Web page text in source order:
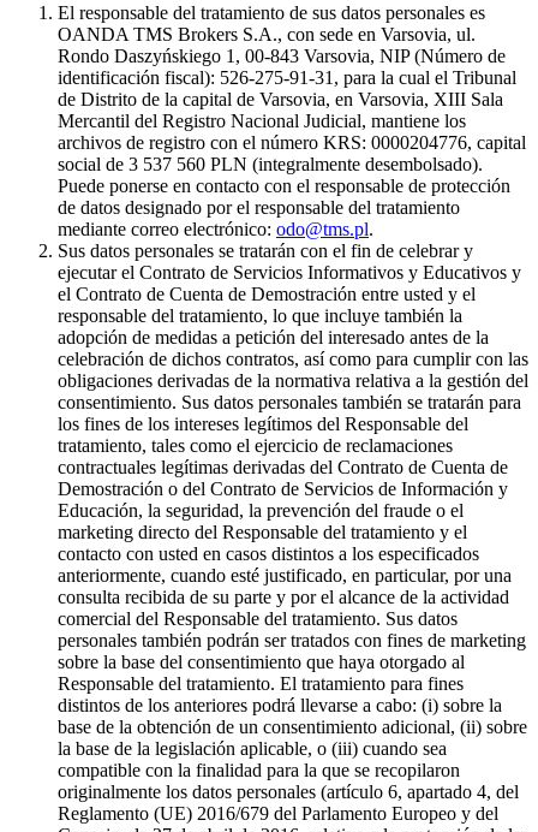
El responsable del tratamiento de sus datos personales es
OANDA TMS Brokers S.A., con sede en Varsovia, ul.
Rondo Daszyńskiego 1, 00-843 Varsovia, NIP (Número de
identificación fiscal): 526-275-91-31, para la cual el Tribunal
de Distrito de la capital de Varsovia, en Varsovia, XIII Sala
Mercantil del Registro Nacional Judicial, mantiene los
archivos de registro con el número KRS: 0000204776, capital
social de 3 537 560 PLN (integralmente desembolsado).
Puede ponerse en contacto con el responsable de protección
de datos designado por el responsable del tratamiento
mediante correo electrónico: odo@tms.pl.
Sus datos personales se tratarán con el fin de celebrar y
ejecutar el Contrato de Servicios Informativos y Educativos y
el Contrato de Cuenta de Demostración entre usted y el
responsable del tratamiento, lo que incluye también la
adopción de medidas a petición del interesado antes de la
celebración de dichos contratos, así como para cumplir con las
obligaciones derivadas de la normativa relativa a la gestión del
consentimiento. Sus datos personales también se tratarán para
los fines de los intereses legítimos del Responsable del
tratamiento, tales como el ejercicio de reclamaciones
contractuales legítimas derivadas del Contrato de Cuenta de
Demostración o del Contrato de Servicios de Información y
Educación, la seguridad, la prevención del fraude o el
marketing directo del Responsable del tratamiento y el
contacto con usted en casos distintos a los especificados
anteriormente, cuando esté justificado, en particular, por una
consulta recibida de su parte y por el alcance de la actividad
comercial del Responsable del tratamiento. Sus datos
personales también podrán ser tratados con fines de marketing
sobre la base del consentimiento que haya otorgado al
Responsable del tratamiento. El tratamiento para fines
distintos de los anteriores podrá llevarse a cabo: (i) sobre la
base de la obtención de un consentimiento adicional, (ii) sobre
la base de la legislación aplicable, o (iii) cuando sea
compatible con la finalidad para la que se recopilaron
originalmente los datos personales (artículo 6, apartado 4, del
Reglamento (UE) 2016/679 del Parlamento Europeo y del